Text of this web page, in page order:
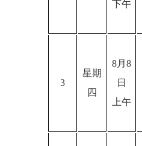
下午
3
星期
四
8月 8
日
上午